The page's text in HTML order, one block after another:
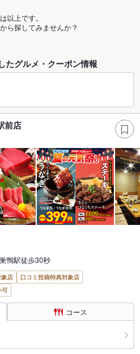
以上です。
ら探してみませんか？
たグルメ・クーポン情報
前店
鴨駅徒歩30秒
象店
口コミ投稿特典対象店
可
コース